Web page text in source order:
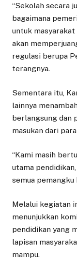
“Sekolah secara
bagaimana
untuk
akan
regulasi berupa
terangnya.
Sementara itu,
lainnya
berlangsung dan
masukan dari
“Kami masih
utama
semua pemangku
Melalui kegiatan
menunjukkan
pendidikan yang
lapisan
mampu.